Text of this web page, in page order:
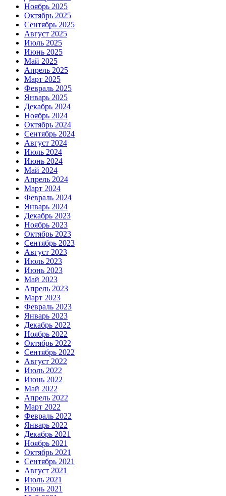
Ноябрь 2025
Октябрь 2025
Сентябрь 2025
Август 2025
Июль 2025
Июнь 2025
Май 2025
Апрель 2025
Март 2025
Февраль 2025
Январь 2025
Декабрь 2024
Ноябрь 2024
Октябрь 2024
Сентябрь 2024
Август 2024
Июль 2024
Июнь 2024
Май 2024
Апрель 2024
Март 2024
Февраль 2024
Январь 2024
Декабрь 2023
Ноябрь 2023
Октябрь 2023
Сентябрь 2023
Август 2023
Июль 2023
Июнь 2023
Май 2023
Апрель 2023
Март 2023
Февраль 2023
Январь 2023
Декабрь 2022
Ноябрь 2022
Октябрь 2022
Сентябрь 2022
Август 2022
Июль 2022
Июнь 2022
Май 2022
Апрель 2022
Март 2022
Февраль 2022
Январь 2022
Декабрь 2021
Ноябрь 2021
Октябрь 2021
Сентябрь 2021
Август 2021
Июль 2021
Июнь 2021